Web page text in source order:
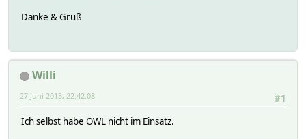
Danke & Gruß
Willi
#1
27 Juni 2013, 22:42:08
Ich selbst habe OWL nicht im Einsatz.